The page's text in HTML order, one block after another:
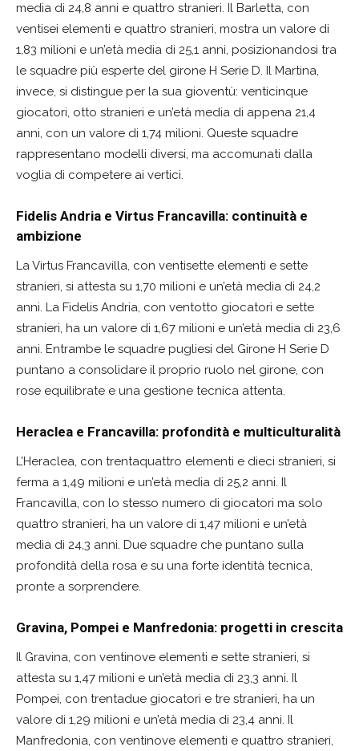
media di 24,8 anni e quattro stranieri. Il Barletta, con
ventisei elementi e quattro stranieri, mostra un valore di
1,83 milioni e un’età media di 25,1 anni, posizionandosi tra
le squadre più esperte del girone H Serie D. Il Martina,
invece, si distingue per la sua gioventù: venticinque
giocatori, otto stranieri e un’età media di appena 21,4
anni, con un valore di 1,74 milioni. Queste squadre
rappresentano modelli diversi, ma accomunati dalla
voglia di competere ai vertici.
Fidelis Andria e Virtus Francavilla: continuità e
ambizione
La Virtus Francavilla, con ventisette elementi e sette
stranieri, si attesta su 1,70 milioni e un’età media di 24,2
anni. La Fidelis Andria, con ventotto giocatori e sette
stranieri, ha un valore di 1,67 milioni e un’età media di 23,6
anni. Entrambe le squadre pugliesi del Girone H Serie D
puntano a consolidare il proprio ruolo nel girone, con
rose equilibrate e una gestione tecnica attenta.
Heraclea e Francavilla: profondità e multiculturalità
L’Heraclea, con trentaquattro elementi e dieci stranieri, si
ferma a 1,49 milioni e un’età media di 25,2 anni. Il
Francavilla, con lo stesso numero di giocatori ma solo
quattro stranieri, ha un valore di 1,47 milioni e un’età
media di 24,3 anni. Due squadre che puntano sulla
profondità della rosa e su una forte identità tecnica,
pronte a sorprendere.
Gravina, Pompei e Manfredonia: progetti in crescita
Il Gravina, con ventinove elementi e sette stranieri, si
attesta su 1,47 milioni e un’età media di 23,3 anni. Il
Pompei, con trentadue giocatori e tre stranieri, ha un
valore di 1,29 milioni e un’età media di 23,4 anni. Il
Manfredonia, con ventinove elementi e quattro stranieri,